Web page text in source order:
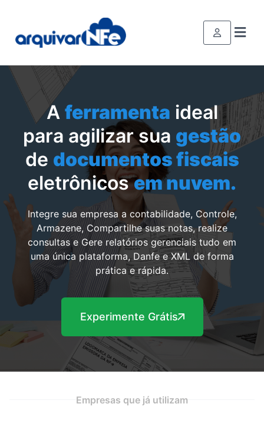
A ferramenta ideal
para agilizar sua gestão
de documentos fiscais
eletrônicosem nuvem.
Integre sua empresa a contabilidade, Controle,
Armazene, Compartilhe suas notas, realize
consultas e Gere relatórios gerenciais tudo em
uma única plataforma, Danfe e XML de forma
prática e rápida.
Experimente Grátis
Empresas que já utilizam